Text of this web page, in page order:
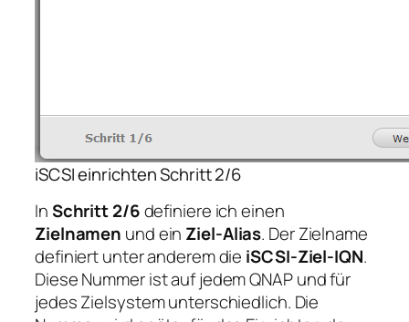
iSCSI einrichten Schritt 2/6
InSchritt 2/6definiere ich einen
Zielnamen und ein Ziel-Alias. Der Zielname
definiert unter anderem die iSCSI-Ziel-IQN.
Diese Nummer ist auf jedem QNAP und für
jedes Zielsystem unterschiedlich. Die